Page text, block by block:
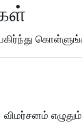
விமர்சனம்